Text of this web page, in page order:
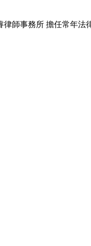
律師事務所 擔任常年法